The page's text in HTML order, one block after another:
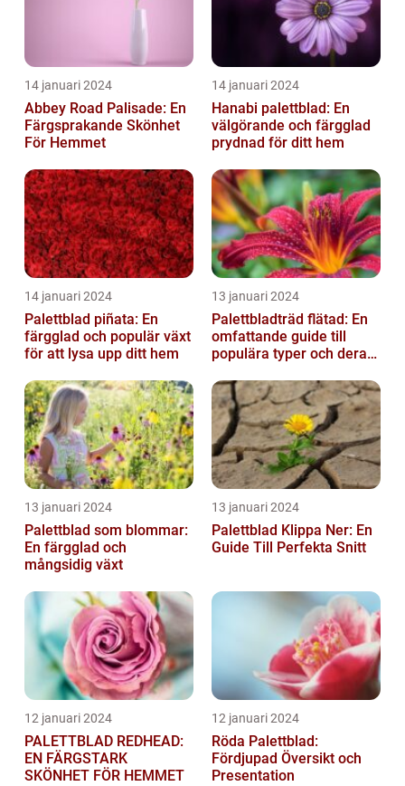
14 januari 2024
Abbey Road Palisade: En
Färgsprakande Skönhet
För Hemmet
14 januari 2024
Hanabi palettblad: En
välgörande och färgglad
prydnad för ditt hem
14 januari 2024
Palettblad piñata: En
färgglad och populär växt
för att lysa upp ditt hem
13 januari 2024
Palettbladträd flätad: En
omfattande guide till
populära typer och deras
13 januari 2024
Palettblad som blommar:
En färgglad och
mångsidig växt
13 januari 2024
Palettblad Klippa Ner: En
Guide Till Perfekta Snitt
12 januari 2024
PALETTBLAD REDHEAD:
EN FÄRGSTARK
SKÖNHET FÖR HEMMET
12 januari 2024
Röda Palettblad:
Fördjupad Översikt och
Presentation